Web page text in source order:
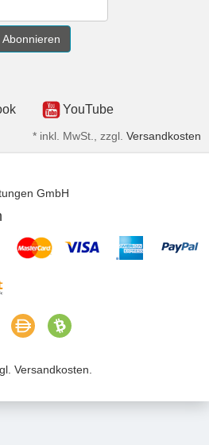
Abonnieren
YouTube
* inkl. MwSt., zzgl. Versandkosten
Versandkosten.